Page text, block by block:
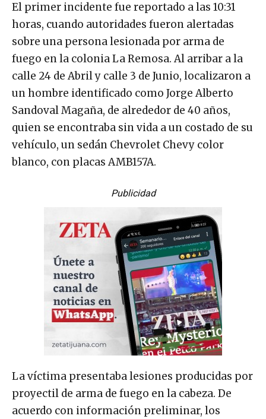
El primer incidente fue reportado a las 10:31
horas, cuando autoridades fueron alertadas
sobre una persona lesionada por arma de
fuego en la colonia La Remosa. Al arribar a la
calle 24 de Abril y calle 3 de Junio, localizaron a
un hombre identificado como Jorge Alberto
Sandoval Magaña, de alrededor de 40 años,
quien se encontraba sin vida a un costado de su
vehículo, un sedán Chevrolet Chevy color
blanco, con placas AMB157A.
Publicidad
La víctima presentaba lesiones producidas por
proyectil de arma de fuego en la cabeza. De
acuerdo con información preliminar, los